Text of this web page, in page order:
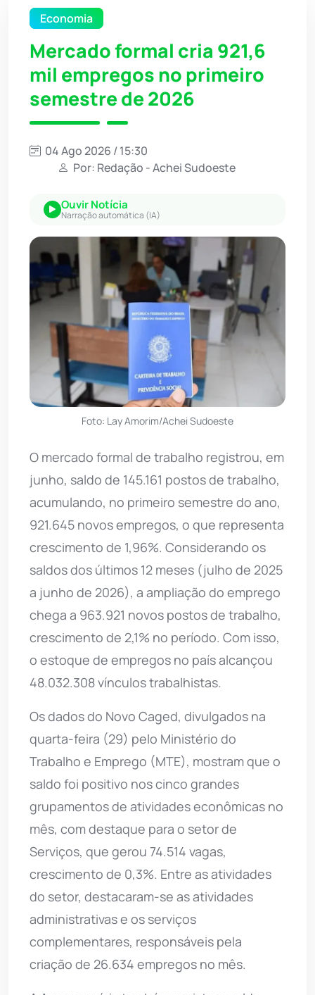
Economia
Mercado formal cria 921,6
mil empregos no primeiro
semestre de 2026
04 Ago 2026 / 15:30
Por: Redação - Achei Sudoeste
Ouvir Notícia
Narração automática (IA)
Foto: Lay Amorim/Achei Sudoeste
O mercado formal de trabalho registrou, em
junho, saldo de 145.161 postos de trabalho,
acumulando, no primeiro semestre do ano,
921.645 novos empregos, o que representa
crescimento de 1,96%. Considerando os
saldos dos últimos 12 meses (julho de 2025
a junho de 2026), a ampliação do emprego
chega a 963.921 novos postos de trabalho,
crescimento de 2,1% no período. Com isso,
o estoque de empregos no país alcançou
48.032.308 vínculos trabalhistas.
Os dados do Novo Caged, divulgados na
quarta-feira (29) pelo Ministério do
Trabalho e Emprego (MTE), mostram que o
saldo foi positivo nos cinco grandes
grupamentos de atividades econômicas no
mês, com destaque para o setor de
Serviços, que gerou 74.514 vagas,
crescimento de 0,3%. Entre as atividades
do setor, destacaram-se as atividades
administrativas e os serviços
complementares, responsáveis pela
criação de 26.634 empregos no mês.